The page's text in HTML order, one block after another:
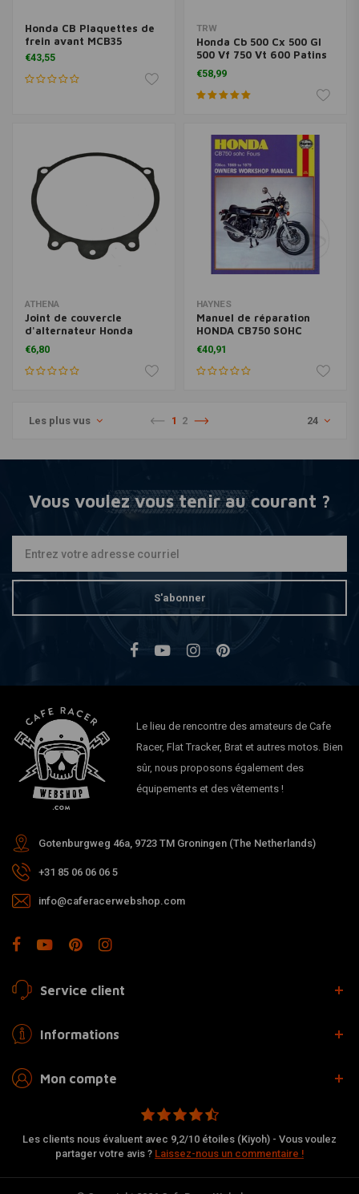
Honda CB Plaquettes de
frein avant MCB35
€43,55
TRW
Honda Cb 500 Cx 500 Gl
500 Vf 750 Vt 600 Patins
de frein
€58,99
ATHENA
Joint de couvercle
d'alternateur Honda
CB650 79-83
€6,80
HAYNES
Manuel de réparation
HONDA CB750 SOHC
FOUR 1969 - 1979
€40,91
Les plus vus 1 2 24
Vous voulez vous tenir au courant ?
S'abonner
Le lieu de rencontre des amateurs de Cafe
Racer, Flat Tracker, Brat et autres motos. Bien
sûr, nous proposons également des
équipements et des vêtements !
Gotenburgweg 46a, 9723 TM Groningen (The Netherlands)
+31 85 06 06 06 5
info@caferacerwebshop.com
Service client
Informations
Mon compte
Les clients nous évaluent avec 9,2/10 étoiles (Kiyoh) - Vous voulez
partager votre avis ? Laissez-nous un commentaire !